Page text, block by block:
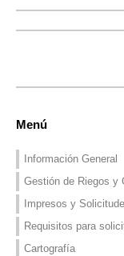
Menú
Información General
Gestión de Riegos y
Impresos y
Requisitos para
Cartografía